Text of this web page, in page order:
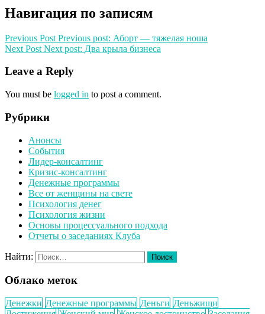
Навигация по записям
Previous Post Previous post: Аборт — тяжелая ноша
Next Post Next post: Два крыла бизнеса
Leave a Reply
You must be logged in to post a comment.
Рубрики
Анонсы
События
Лидер-консалтинг
Кризис-консалтинг
Денежные программы
Все от женщины на свете
Психология денег
Психология жизни
Основы процессуального подхода
Отчеты о заседаниях Клуба
Найти:
Облако меток
Денежки Денежные программы Деньги Деньжищи